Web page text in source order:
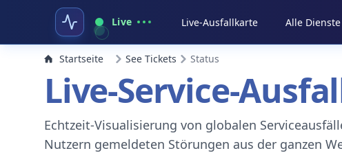
Live Live-Ausfallkarte Alle
Startseite See Tickets Status
Live-Service-
Echtzeit-Visualisierung von globalen
Nutzern gemeldeten Störungen aus der ganzen